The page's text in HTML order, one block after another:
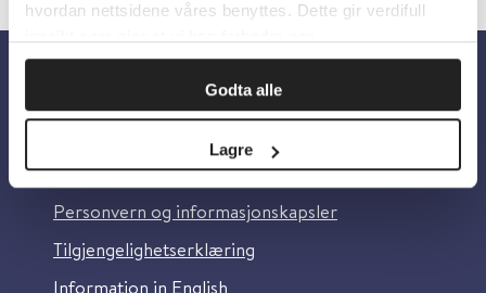
hvordan nettsidene våres benyttes. Dette gir verdifull
Godta alle
Lagre
Om oss
Om Helsebiblioteket
Personvern og informasjonskapsler
Tilgjengelighetserklæring
Information in English